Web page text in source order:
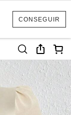
CONSEGUIR